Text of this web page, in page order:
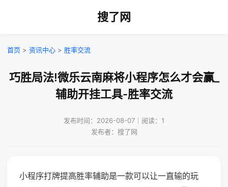
搜了网
首页 > 资讯中心 > 胜率交流
巧胜局法!微乐云南麻将小程序怎么才会赢_
辅助开挂工具-胜率交流
发布时间：2026-08-07｜阅读：1
发布者：搜了网
小程序打牌提高胜率辅助是一款可以让一直输的玩